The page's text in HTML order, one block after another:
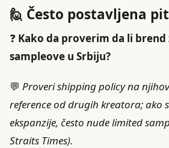
🙋 Često postavljena
❓ Kako da proverim da li brend
sampleove u Srbiju?
💬 Proveri shipping policy na
reference od drugih kreatora; ako
ekspanzije, često nude limited
Straits Times).